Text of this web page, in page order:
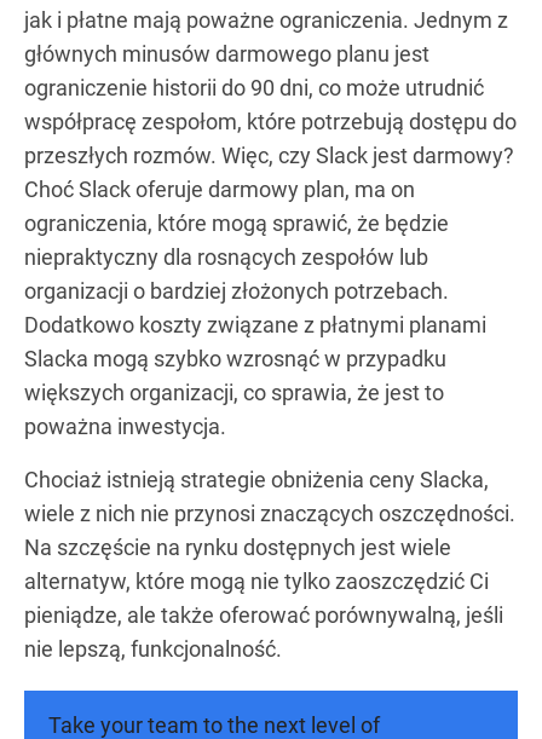
jak i płatne mają poważne ograniczenia. Jednym z
głównych minusów darmowego planu jest
ograniczenie historii do 90 dni, co może utrudnić
współpracę zespołom, które potrzebują dostępu do
przeszłych rozmów. Więc, czy Slack jest darmowy?
Choć Slack oferuje darmowy plan, ma on
ograniczenia, które mogą sprawić, że będzie
niepraktyczny dla rosnących zespołów lub
organizacji o bardziej złożonych potrzebach.
Dodatkowo koszty związane z płatnymi planami
Slacka mogą szybko wzrosnąć w przypadku
większych organizacji, co sprawia, że jest to
poważna inwestycja.
Chociaż istnieją strategie obniżenia ceny Slacka,
wiele z nich nie przynosi znaczących oszczędności.
Na szczęście na rynku dostępnych jest wiele
alternatyw, które mogą nie tylko zaoszczędzić Ci
pieniądze, ale także oferować porównywalną, jeśli
nie lepszą, funkcjonalność.
Take your team to the next level of